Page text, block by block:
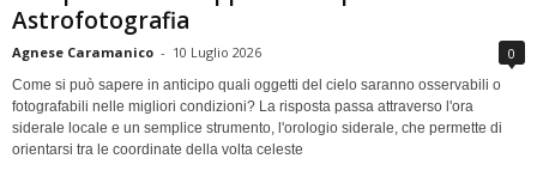
Astrofotografia
Agnese Caramanico - 10 Luglio 2026 0
Come si può sapere in anticipo quali oggetti del cielo saranno osservabili o
fotografabili nelle migliori condizioni? La risposta passa attraverso l'ora
siderale locale e un semplice strumento, l'orologio siderale, che permette di
orientarsi tra le coordinate della volta celeste